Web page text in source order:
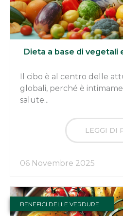
Dieta a base di vegetali
Il cibo è al centro delle
globali, perché è
salute...
LEGGI DI
06 Novembre 2025
BENEFICI DELLE VERDURE